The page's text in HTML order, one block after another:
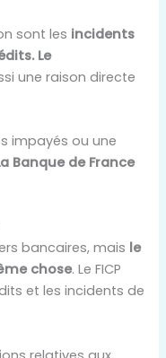
sont les incidents
Le
une raison directe
impayés ou une
Banque de France
bancaires, mais le
chose. Le FICP
et les incidents de